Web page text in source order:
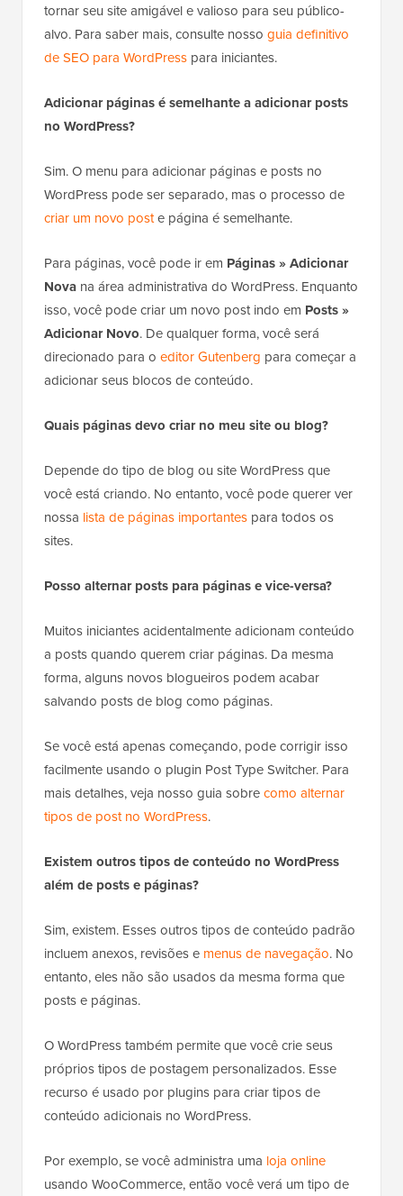
tornar seu site amigável e valioso para seu público-
alvo. Para saber mais, consulte nosso guia definitivo
de SEO para WordPress para iniciantes.
Adicionar páginas é semelhante a adicionar posts
no WordPress?
Sim. O menu para adicionar páginas e posts no
WordPress pode ser separado, mas o processo de
criar um novo poste página é semelhante.
Para páginas, você pode ir em Páginas»Adicionar
Nova na área administrativa do WordPress. Enquanto
isso, você pode criar um novo post indo em Posts »
Adicionar Novo. De qualquer forma, você será
direcionado para o editor Gutenberg para começar a
adicionar seus blocos de conteúdo.
Quais páginas devo criar no meu site ou blog?
Depende do tipo de blog ou site WordPress que
você está criando. No entanto, você pode querer ver
nossa lista de páginas importantes para todos os
sites.
Posso alternar posts para páginas e vice-versa?
Muitos iniciantes acidentalmente adicionam conteúdo
a posts quando querem criar páginas. Da mesma
forma, alguns novos blogueiros podem acabar
salvando posts de blog como páginas.
Se você está apenas começando, pode corrigir isso
facilmente usando o plugin Post Type Switcher. Para
mais detalhes, veja nosso guia sobrecomo alternar
tipos de post no WordPress.
Existem outros tipos de conteúdo no WordPress
além de posts e páginas?
Sim, existem. Esses outros tipos de conteúdo padrão
incluem anexos, revisões e menus de navegação. No
entanto, eles não são usados da mesma forma que
posts e páginas.
O WordPress também permite que você crie seus
próprios tipos de postagem personalizados. Esse
recurso é usado por plugins para criar tipos de
conteúdo adicionais no WordPress.
Por exemplo, se você administra uma loja online
usando WooCommerce, então você verá um tipo de